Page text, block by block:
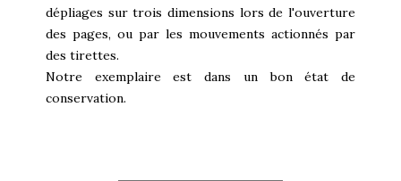
dépliages sur trois dimensions lors de l'ouverture
des pages, ou par les mouvements actionnés par
des tirettes.
Notre exemplaire est dans un bon état de
conservation.